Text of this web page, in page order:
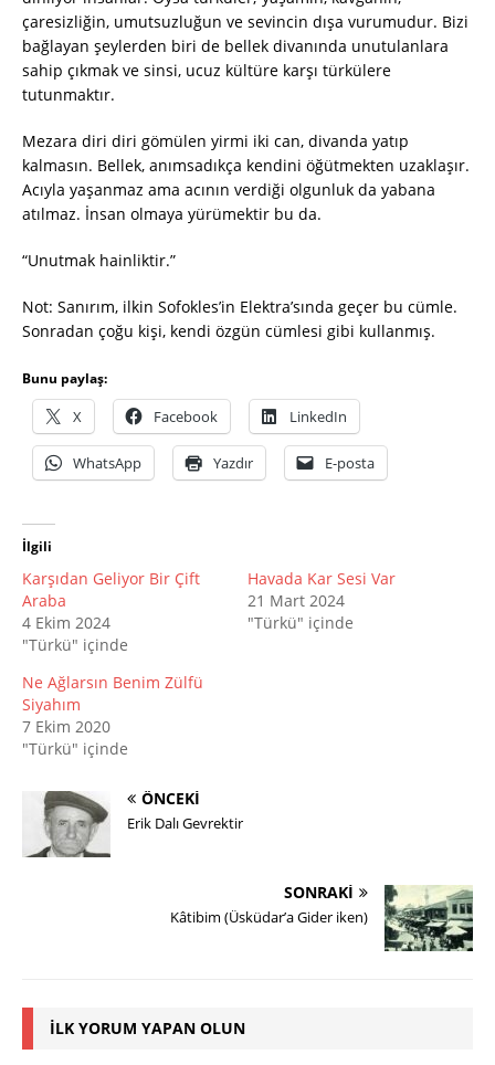
çaresizliğin, umutsuzluğun ve sevincin dışa vurumudur. Bizi
bağlayan şeylerden biri de bellek divanında unutulanlara
sahip çıkmak ve sinsi, ucuz kültüre karşı türkülere
tutunmaktır.
Mezara diri diri gömülen yirmi iki can, divanda yatıp
kalmasın. Bellek, anımsadıkça kendini öğütmekten uzaklaşır.
Acıyla yaşanmaz ama acının verdiği olgunluk da yabana
atılmaz. İnsan olmaya yürümektir bu da.
“Unutmak hainliktir.”
Not: Sanırım, ilkin Sofokles’in Elektra’sında geçer bu cümle.
Sonradan çoğu kişi, kendi özgün cümlesi gibi kullanmış.
Bunu paylaş:
X Facebook LinkedIn
WhatsApp Yazdır E-posta
İlgili
Karşıdan Geliyor Bir Çift
Araba
4 Ekim 2024
"Türkü" içinde
Havada Kar Sesi Var
21 Mart 2024
"Türkü" içinde
Ne Ağlarsın Benim Zülfü
Siyahım
7 Ekim 2020
"Türkü" içinde
ÖNCEKI
Erik Dalı Gevrektir
SONRAKI
Kâtibim (Üsküdar’a Gider iken)
İLK YORUM YAPAN OLUN